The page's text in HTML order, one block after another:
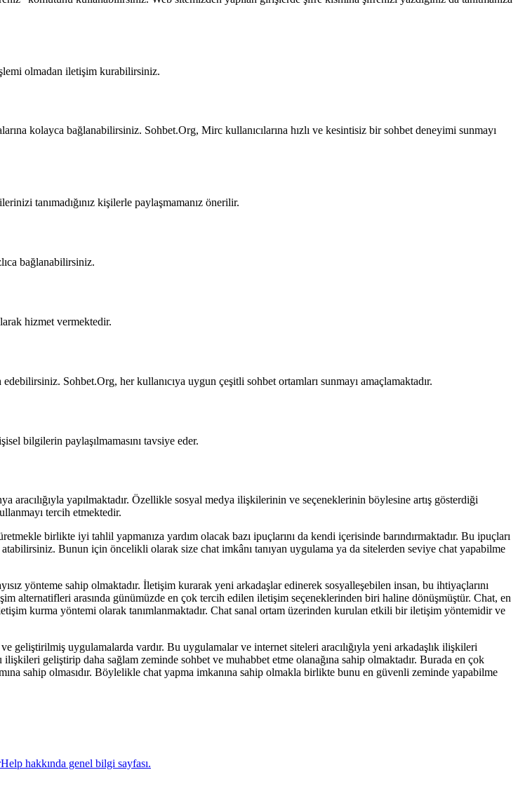
olmadan iletişim kurabilirsiniz.
kolayca bağlanabilirsiniz. Sohbet.Org, Mirc kullanıcılarına hızlı ve kesintisiz bir sohbet deneyimi sunmayı
tanımadığınız kişilerle paylaşmamanız önerilir.
bağlanabilirsiniz.
hizmet vermektedir.
Sohbet.Org, her kullanıcıya uygun çeşitli sohbet ortamları sunmayı amaçlamaktadır.
bilgilerin paylaşılmamasını tavsiye eder.
yapılmaktadır. Özellikle sosyal medya ilişkilerinin ve seçeneklerinin böylesine artış gösterdiği
tercih etmektedir.
birlikte iyi tahlil yapmanıza yardım olacak bazı ipuçlarını da kendi içerisinde barındırmaktadır. Bu ipuçları
Bunun için öncelikli olarak size chat imkânı tanıyan uygulama ya da sitelerden seviye chat yapabilme
yönteme sahip olmaktadır. İletişim kurarak yeni arkadaşlar edinerek sosyalleşebilen insan, bu ihtiyaçlarını
alternatifleri arasında günümüzde en çok tercih edilen iletişim seçeneklerinden biri haline dönüşmüştür. Chat, en
kurma yöntemi olarak tanımlanmaktadır. Chat sanal ortam üzerinden kurulan etkili bir iletişim yöntemidir ve
geliştirilmiş uygulamalarda vardır. Bu uygulamalar ve internet siteleri aracılığıyla yeni arkadaşlık ilişkileri
geliştirip daha sağlam zeminde sohbet ve muhabbet etme olanağına sahip olmaktadır. Burada en çok
sahip olmasıdır. Böylelikle chat yapma imkanına sahip olmakla birlikte bunu en güvenli zeminde yapabilme
hakkında genel bilgi sayfası.